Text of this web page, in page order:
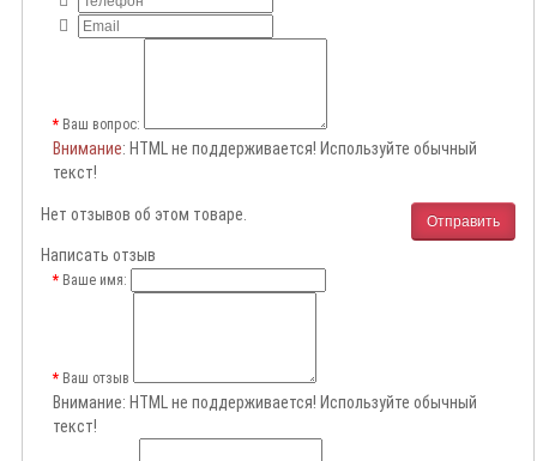
Ваш вопрос:
Внимание: HTML не поддерживается! Используйте обычный
текст!
Отправить
Нет отзывов об этом товаре.
Написать отзыв
Ваше имя:
Ваш отзыв
Внимание: HTML не поддерживается! Используйте обычный
текст!